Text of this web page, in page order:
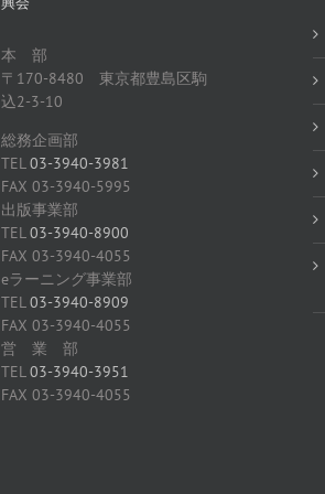
本 部
〒170-8480 東京都豊島区駒
込2-3-10
総務企画部
TEL03-3940-3981
FAX 03-3940-5995
出版事業部
TEL03-3940-8900
FAX 03-3940-4055
eラーニング事業部
TEL03-3940-8909
FAX 03-3940-4055
営 業 部
TEL03-3940-3951
FAX 03-3940-4055